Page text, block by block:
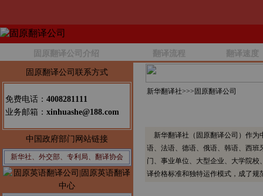
固原翻译公司介绍 翻译流程 翻译速度
固原翻译公司联系方式
免费电话： 4008281111
业务邮箱： xinhuashe@188.com
中国政府部门网站链接
新华社、外交部、专利局、翻译协会
新华翻译社>>> 固原翻译公司
新华翻译社（固原翻译公司）作为
语、法语、德语、俄语、韩语、西
门、事业单位、大型企业、大学院
译价格标准和独特运作模式，成了